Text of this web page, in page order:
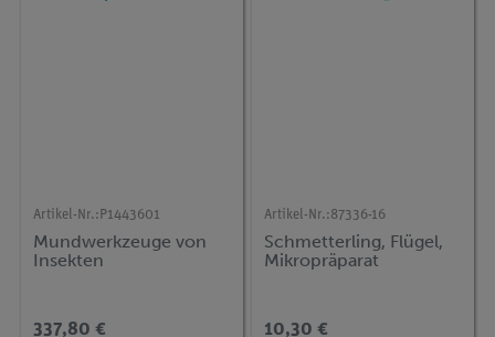
Artikel-Nr.: P1443601
Mundwerkzeuge von
Insekten
337,80 €
Artikel-Nr.:87336-16
Schmetterling, Flügel,
Mikropräparat
10,30 €